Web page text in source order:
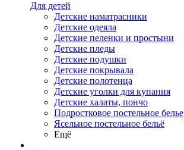
Для детей
Детские наматрасники
Детские одеяла
Детские пеленки и простыни
Детские пледы
Детские подушки
Детские покрывала
Детские полотенца
Детские уголки для купания
Детские халаты, пончо
Подростковое постельное белье
Ясельное постельное бельё
Ещё